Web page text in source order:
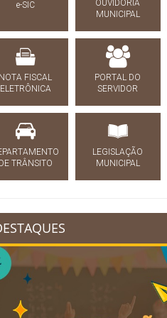
e-SIC
OUVIDORIA
MUNICIPAL
FISCAL
ELETRÔNICA
PORTAL DO
SERVIDOR
TRÂNSITO
LEGISLAÇÃO
MUNICIPAL